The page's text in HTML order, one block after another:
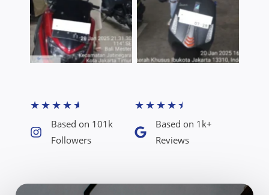
★★★★★
Based on 101k
Followers​
★★★★★
Based on 1k+
Reviews​